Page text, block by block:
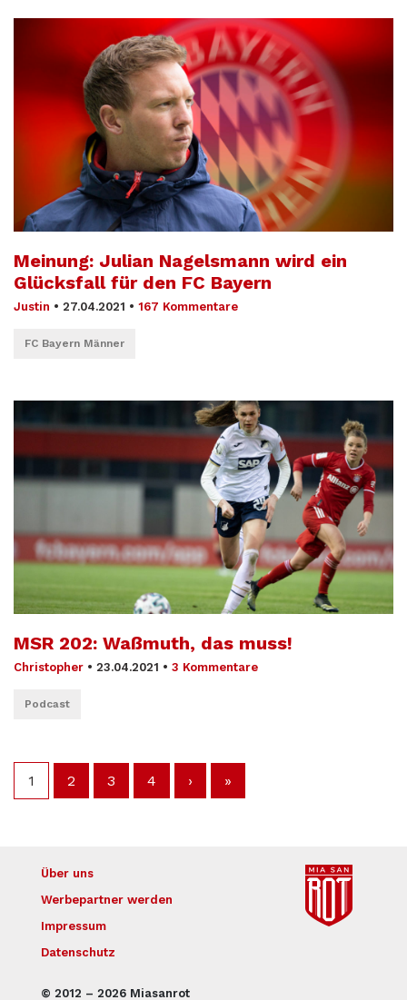
Meinung: Julian Nagelsmann wird ein
Glücksfall für den FC Bayern
Justin • 27.04.2021 • 167 Kommentare
FC Bayern Männer
MSR 202: Waßmuth, das muss!
Christopher • 23.04.2021 • 3 Kommentare
Podcast
1 2 3 4 › »
© 2012 – 2026 Miasanrot
Über uns
Werbepartner werden
Impressum
Datenschutz